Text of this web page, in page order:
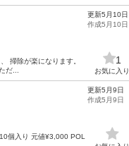
掃除が楽になります。
だ...
更新5月10日
作成5月10日
1
お気に入り
個入り 元値¥3,000 POL
更新5月9日
作成5月9日